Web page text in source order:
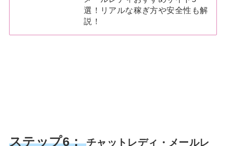
選！リアルな稼ぎ方や安全性も解
説！
ステップ6： チャットレディ・メールレ